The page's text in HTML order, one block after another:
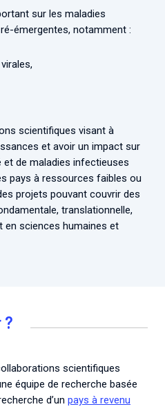
sur les maladies
émergentes, notamment :
scientifiques visant à
et avoir un impact sur
de maladies infectieuses
pays à ressources faibles ou
projets pouvant couvrir des
translationnelle,
en sciences humaines et
?
scientifiques
équipe de recherche basée
d’un pays à revenu